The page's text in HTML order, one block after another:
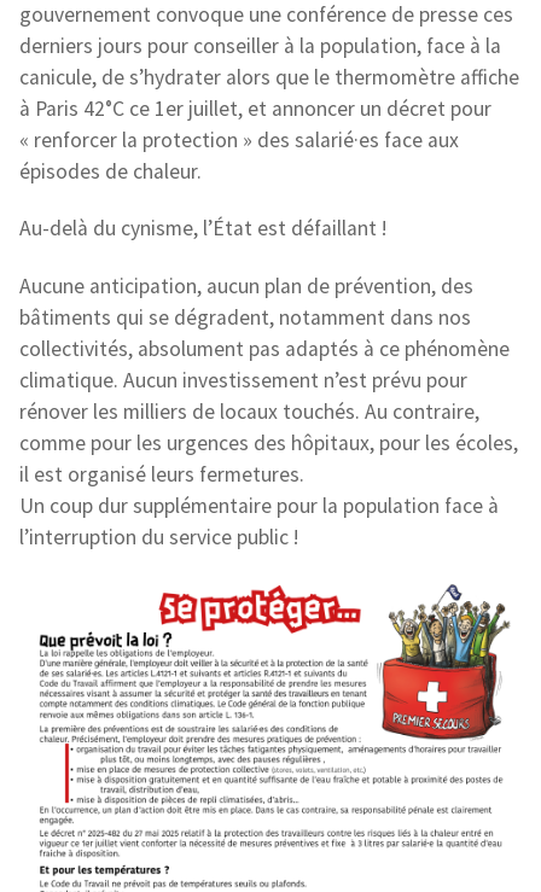
gouvernement convoque une conférence de presse ces
derniers jours pour conseiller à la population, face à la
canicule, de s’hydrater alors que le thermomètre affiche
à Paris 42°C ce 1er juillet, et annoncer un décret pour
« renforcer la protection » des salarié·es face aux
épisodes de chaleur.
Au-delà du cynisme, l’État est défaillant !
Aucune anticipation, aucun plan de prévention, des
bâtiments qui se dégradent, notamment dans nos
collectivités, absolument pas adaptés à ce phénomène
climatique. Aucun investissement n’est prévu pour
rénover les milliers de locaux touchés. Au contraire,
comme pour les urgences des hôpitaux, pour les écoles,
il est organisé leurs fermetures.
Un coup dur supplémentaire pour la population face à
l’interruption du service public !